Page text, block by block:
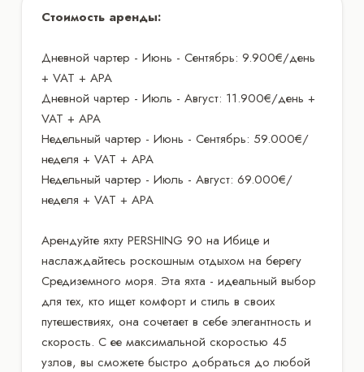
Стоимость аренды:
Дневной чартер - Июнь - Сентябрь: 9.900€/день
+ VAT + APA
Дневной чартер - Июль - Август: 11.900€/день +
VAT + APA
Недельный чартер - Июнь - Сентябрь: 59.000€/
неделя + VAT + APA
Недельный чартер - Июль - Август: 69.000€/
неделя + VAT + APA
Арендуйте яхту PERSHING 90 на Ибице и
наслаждайтесь роскошным отдыхом на берегу
Средиземного моря. Эта яхта - идеальный выбор
для тех, кто ищет комфорт и стиль в своих
путешествиях, она сочетает в себе элегантность и
скорость. С ее максимальной скоростью 45
узлов, вы сможете быстро добраться до любой